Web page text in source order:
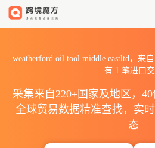
weatherford oil tool middle eastltd，来
有 1 笔进口
采集来自220+国家及地区，40
全球贸易数据精准查找，实
态